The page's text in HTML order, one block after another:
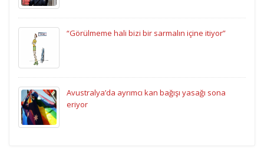
“Görülmeme hali bizi bir sarmalın içine itiyor”
Avustralya’da ayrımcı kan bağışı yasağı sona
eriyor